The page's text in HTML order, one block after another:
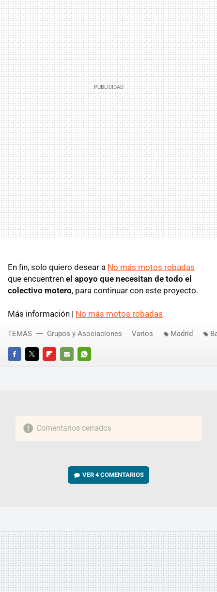
En fin, solo quiero desear a No más motos robadas
que encuentren el apoyo que necesitan de todo el
colectivo motero, para continuar con este proyecto.
Más información | No más motos robadas
FACEBOOKTWITTERFLIPBOARD
E-
WHATSAPP
TEMAS Grupos y Asociaciones Varios Madrid
Comentarios cerrados
VER4 COMENTARIOS